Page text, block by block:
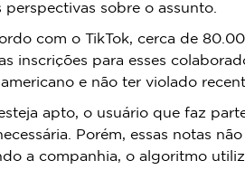
perspectivas sobre o assunto.
com o TikTok, cerca de
inscrições para esses
e não ter violado
apto, o usuário que faz
Porém, essas notas
a companhia, o algoritmo